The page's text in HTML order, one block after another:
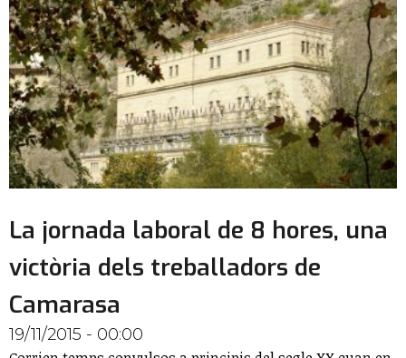
La jornada laboral de 8 hores, una
victòria dels treballadors de
Camarasa
19/11/2015 - 00:00